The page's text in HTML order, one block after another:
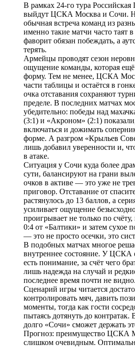
В рамках 24-го тура
выйдут ЦСКА Москва и Сочи.
обычная встреча команд из
именно такие матчи часто таят
фаворит обязан побеждать, а
терять.
Армейцы проводят сезон
ощущение команды, которая
форму. Тем не менее, ЦСКА
части таблицы и остаётся в
очка отставания сохраняют
пределе. В последних матчах
убедительно: победы над
(3:1) и «Акроном» (2:1)
включаться и дожимать
форме. А разгром «Крыльев
лишь добавил уверенности и,
в атаке.
Ситуация у Сочи куда более
сути, балансируют на грани
очков в активе — это уже не
приговор. Отставание от
растянулось до 13 баллов, а
усиливает ощущение
проигрывает не только по
0:4 от «Балтики» и затем сухое
— это не просто осечки, это
В подобных матчах многое
внутреннее состояние. У ЦСКА
есть понимание, за счёт чего
лишь надежда на случай и
последнее время почти не видно.
Сценарий игры читается
контролировать мяч, давить
моменты, тогда как гости
пытаясь дотянуть до
долго «Сочи» сможет держать
Прогноз: преимущество ЦСКА
слишком очевидным.